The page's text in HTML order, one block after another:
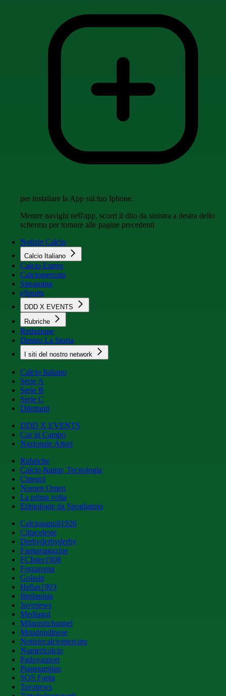
per installare la App sul tuo Iphone.
Mentre navighi nell'app, scorri il dito da sinistra a destra dello
schermo per tornare alle pagine precedenti
Notizie Calcio
Calcio Italiano
Calcio Estero
Calciomercato
Streaming
eSports
DDD X EVENTS
Rubriche
Redazione
Dentro La Storia
I siti del nostro network
Calcio Italiano
Serie A
Serie B
Serie C
Dilettanti
DDD X EVENTS
Cur in Campo
Nazionale Attori
Rubriche
Calcio &amp; Tecnologia
Cinegol
Nomen Omen
La prima volta
Etimologie da Spogliatoio
Calcionapoli1926
Cittaceleste
Derbyderbyderby
Fantamagazine
FCInter1908
Forzaroma
Golssip
Hellas1903
Ilmilanista
Juvenews
Mediagol
Milanistichannel
Mondoudinese
Notiziecalciomercato
Numericalcio
Padovasport
Pianetamilan
SOS Fanta
Toronews